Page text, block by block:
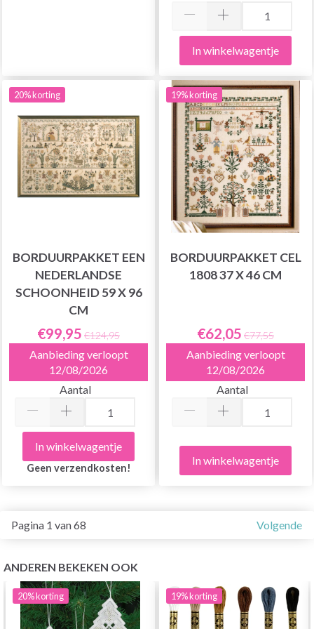
In winkelwagentje
20% korting
BORDUURPAKKET EEN
NEDERLANDSE
SCHOONHEID 59 X 96
CM
€99,95 €124,95
Aanbieding verloopt
12/08/2026
Aantal
In winkelwagentje
Geen verzendkosten!
19% korting
BORDUURPAKKET CEL
1808 37 X 46 CM
€62,05 €77,55
Aanbieding verloopt
12/08/2026
Aantal
In winkelwagentje
Pagina 1 van 68 Volgende
ANDEREN BEKEKEN OOK
20%korting 19%korting